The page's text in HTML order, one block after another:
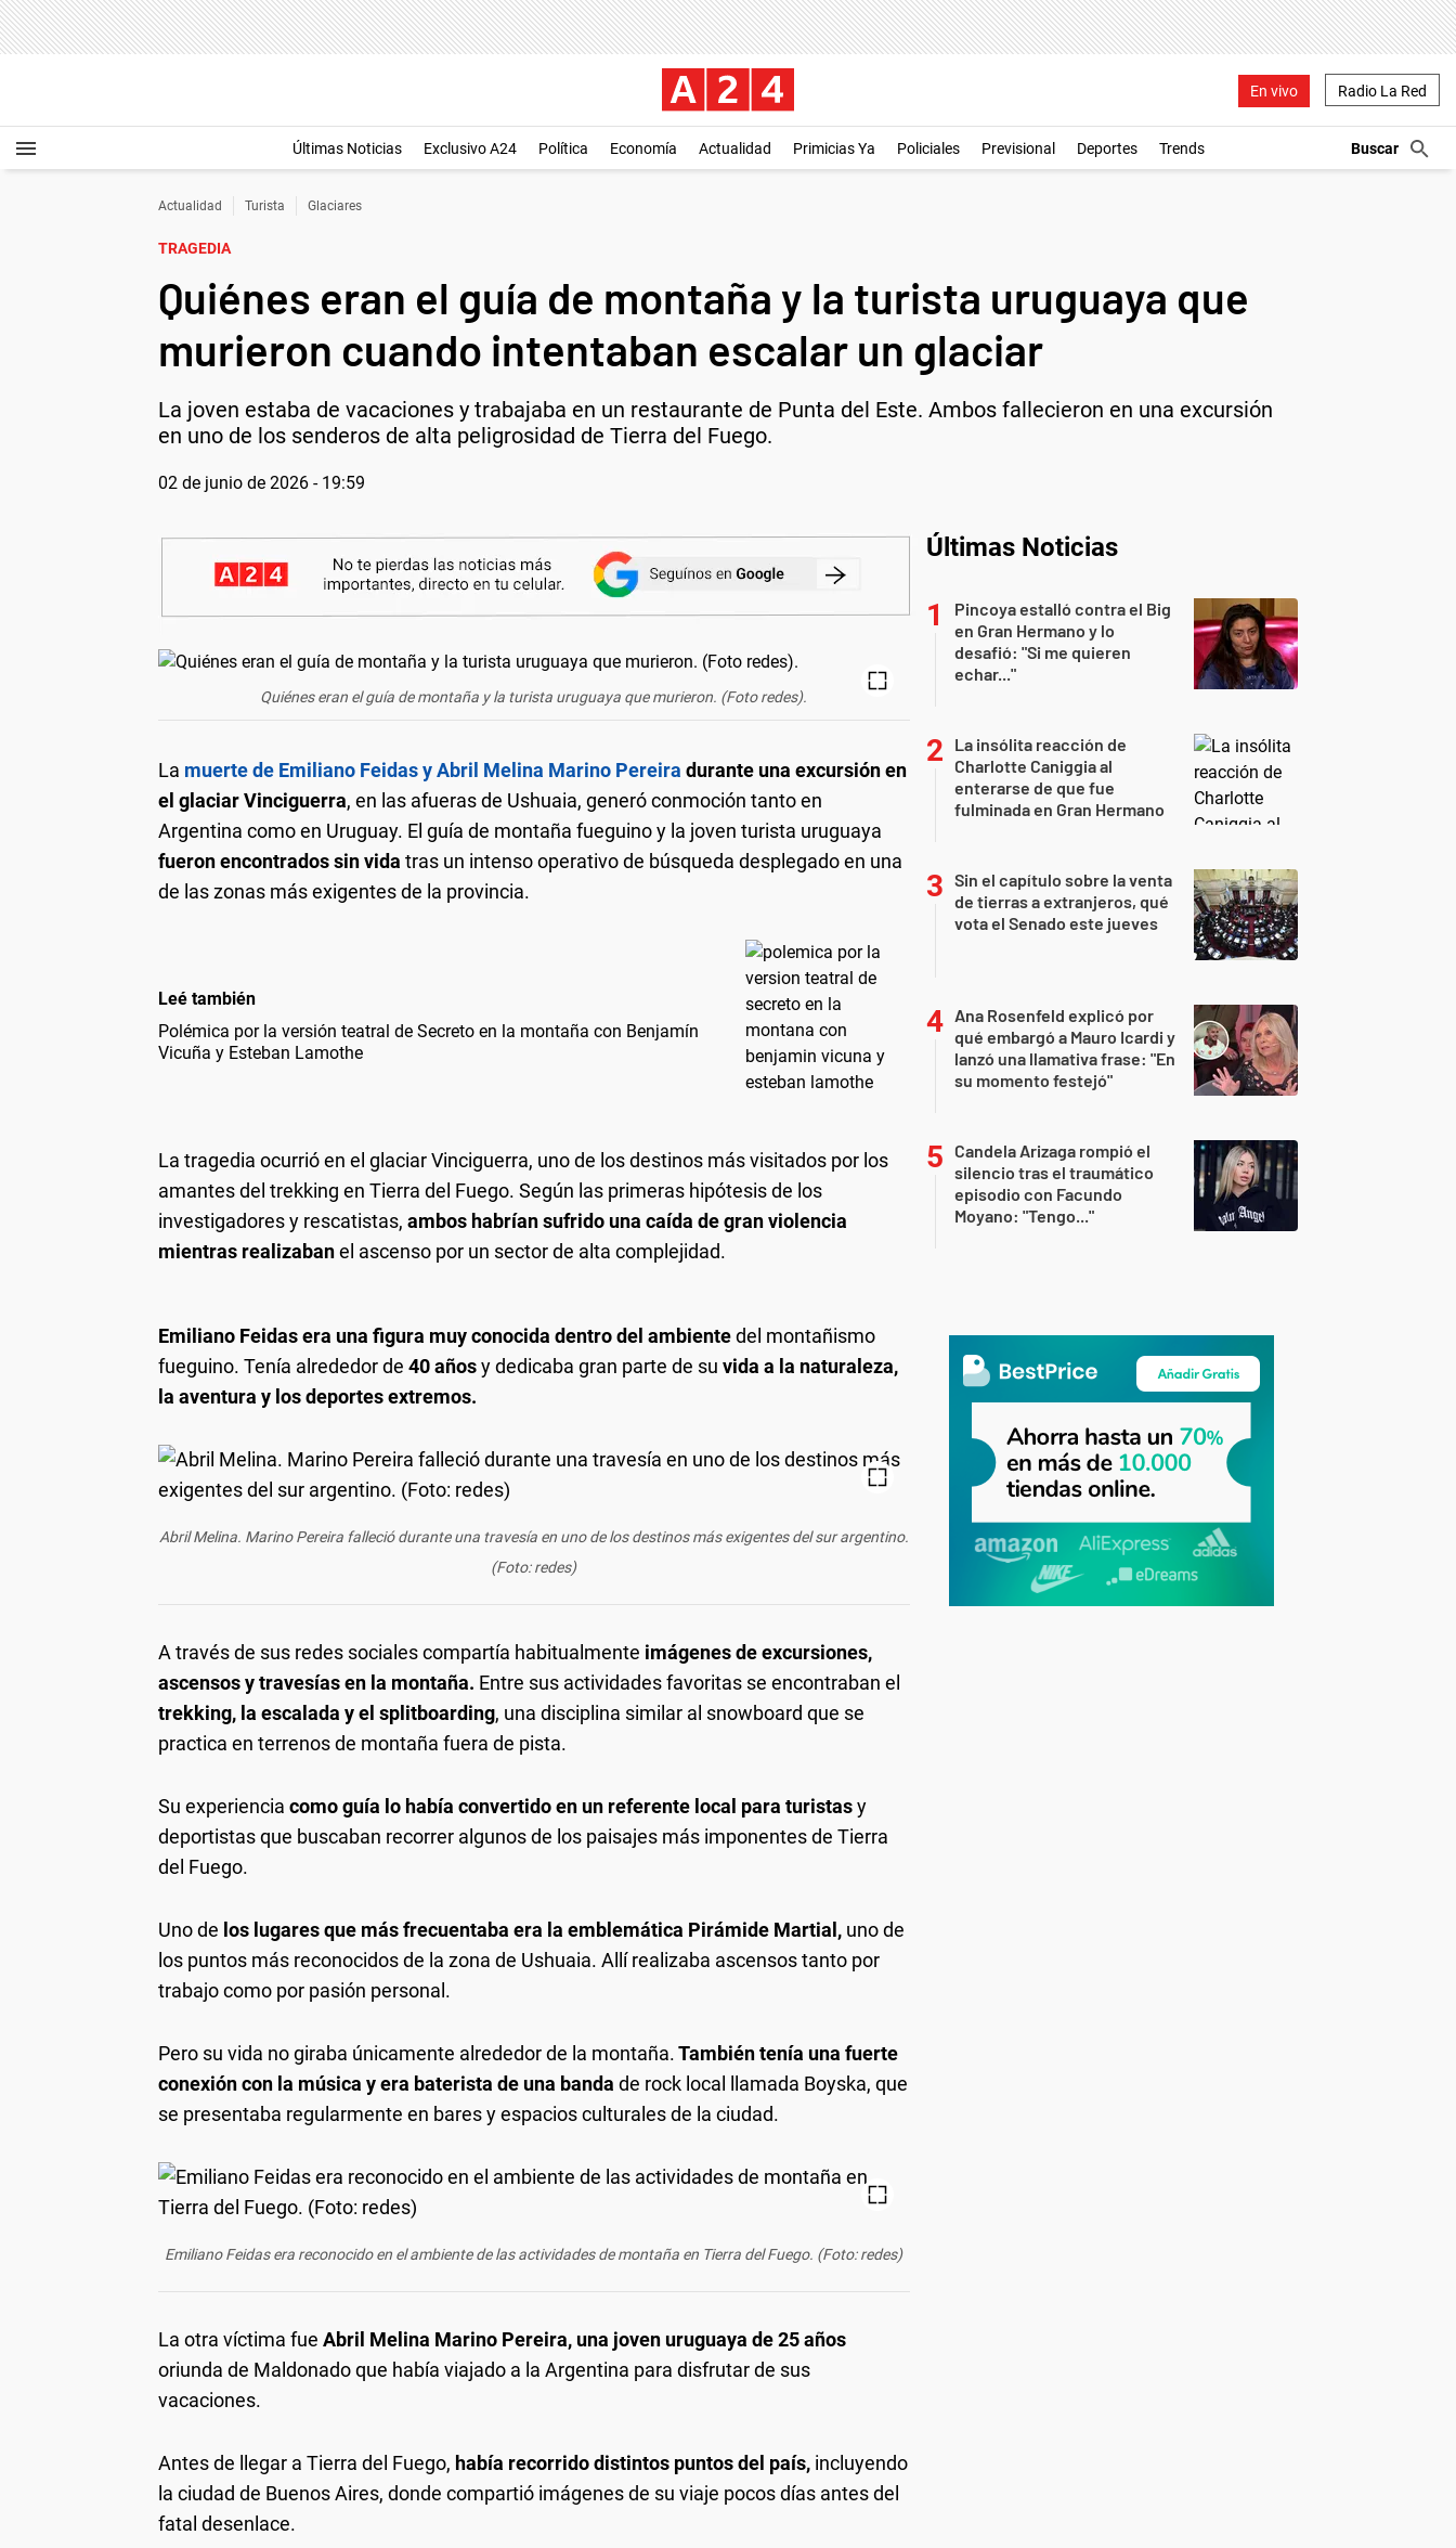
En vivo Radio La Red
Últimas Noticias Exclusivo A24 Política Economía Actualidad Primicias Ya Policiales Previsional Deportes Trends
Actualidad Turista Glaciares
TRAGEDIA
Quiénes eran el guía de montaña y la turista uruguaya que
murieron cuando intentaban escalar un glaciar
La joven estaba de vacaciones y trabajaba en un restaurante de Punta del Este. Ambos fallecieron en una excursión
en uno de los senderos de alta peligrosidad de Tierra del Fuego.
02 de junio de 2026 - 19:59
Quiénes eran el guía de montaña y la turista uruguaya que murieron. (Foto redes).
La muerte de Emiliano Feidas y Abril Melina Marino Pereira durante una excursión en
el glaciar Vinciguerra, en las afueras de Ushuaia, generó conmoción tanto en
Argentina como en Uruguay. El guía de montaña fueguino y la joven turista uruguaya
fueron encontrados sin vida tras un intenso operativo de búsqueda desplegado en una
de las zonas más exigentes de la provincia.
Leé también
Polémica por la versión teatral de Secreto en la montaña con Benjamín
Vicuña y Esteban Lamothe
La tragedia ocurrió en el glaciar Vinciguerra, uno de los destinos más visitados por los
amantes del trekking en Tierra del Fuego. Según las primeras hipótesis de los
investigadores y rescatistas, ambos habrían sufrido una caída de gran violencia
mientras realizabanel ascenso por un sector de alta complejidad.
Emiliano Feidas era una figura muy conocida dentro del ambientedel montañismo
fueguino. Tenía alrededor de 40 añosy dedicaba gran parte de su vida a la naturaleza,
la aventura y los deportes extremos.
Abril Melina. Marino Pereira falleció durante una travesía en uno de los destinos más exigentes del sur argentino.
(Foto: redes)
A través de sus redes sociales compartía habitualmente imágenes de excursiones,
ascensos y travesías en la montaña. Entre sus actividades favoritas se encontraban el
trekking, la escalada y el splitboarding, una disciplina similar al snowboard que se
practica en terrenos de montaña fuera de pista.
Su experiencia como guía lo había convertido en un referente local para turistasy
deportistas que buscaban recorrer algunos de los paisajes más imponentes de Tierra
del Fuego.
Uno de los lugares que más frecuentaba era la emblemática Pirámide Martial, uno de
los puntos más reconocidos de la zona de Ushuaia. Allí realizaba ascensos tanto por
trabajo como por pasión personal.
Pero su vida no giraba únicamente alrededor de la montaña.También tenía una fuerte
conexión con la música y era baterista de una banda de rock local llamada Boyska, que
se presentaba regularmente en bares y espacios culturales de la ciudad.
Emiliano Feidas era reconocido en el ambiente de las actividades de montaña en Tierra del Fuego. (Foto: redes)
La otra víctima fue Abril Melina Marino Pereira, una joven uruguaya de 25 años
oriunda de Maldonado que había viajado a la Argentina para disfrutar de sus
vacaciones.
Antes de llegar a Tierra del Fuego, había recorrido distintos puntos del país, incluyendo
la ciudad de Buenos Aires, donde compartió imágenes de su viaje pocos días antes del
fatal desenlace.
Últimas Noticias
Pincoya estalló contra el Big
en Gran Hermano y lo
desafió: "Si me quieren
echar..."
La insólita reacción de
Charlotte Caniggia al
enterarse de que fue
fulminada en Gran Hermano
Sin el capítulo sobre la venta
de tierras a extranjeros, qué
vota el Senado este jueves
Ana Rosenfeld explicó por
qué embargó a Mauro Icardi y
lanzó una llamativa frase: "En
su momento festejó"
Candela Arizaga rompió el
silencio tras el traumático
episodio con Facundo
Moyano: "Tengo..."